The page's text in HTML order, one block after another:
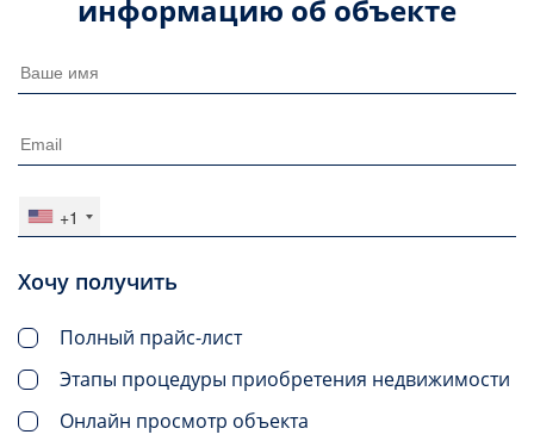
информацию об объекте
+1
Хочу получить
Полный прайс-лист
Этапы процедуры приобретения недвижимости
Онлайн просмотр объекта